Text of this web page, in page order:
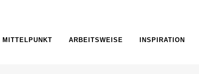
MITTELPUNKT ARBEITSWEISE INSPIRATION